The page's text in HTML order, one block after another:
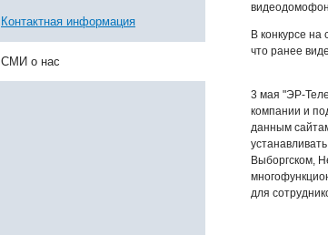
Контактная информация
СМИ о нас
В конкурсе
что ранее
3 мая "ЭР-
компании и
данным
Выборгском,
для